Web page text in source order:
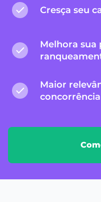
Cresça seu
Melhora sua
Maior
concorrência